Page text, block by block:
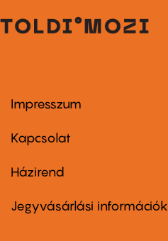
Footer
first
Impresszum
Kapcsolat
Footer
second
Házirend
Jegyvásárlási információk